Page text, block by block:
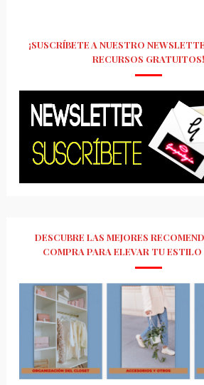
¡SUSCRÍBETE A NUESTRO
RECURSOS GRATUITOS!
DESCUBRE LAS MEJORES
COMPRA PARA ELEVAR TU ESTILO